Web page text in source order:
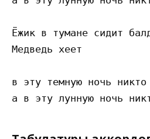
Ёжик в тумане сидит
Медведь хеет
в эту темную ночь